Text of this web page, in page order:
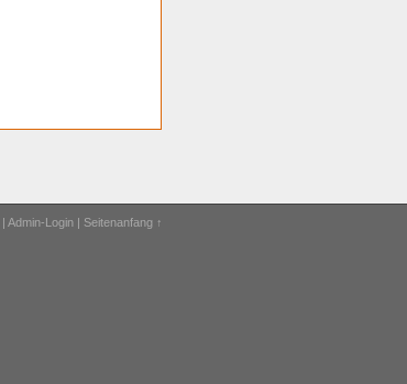
| Admin-Login | Seitenanfang ↑